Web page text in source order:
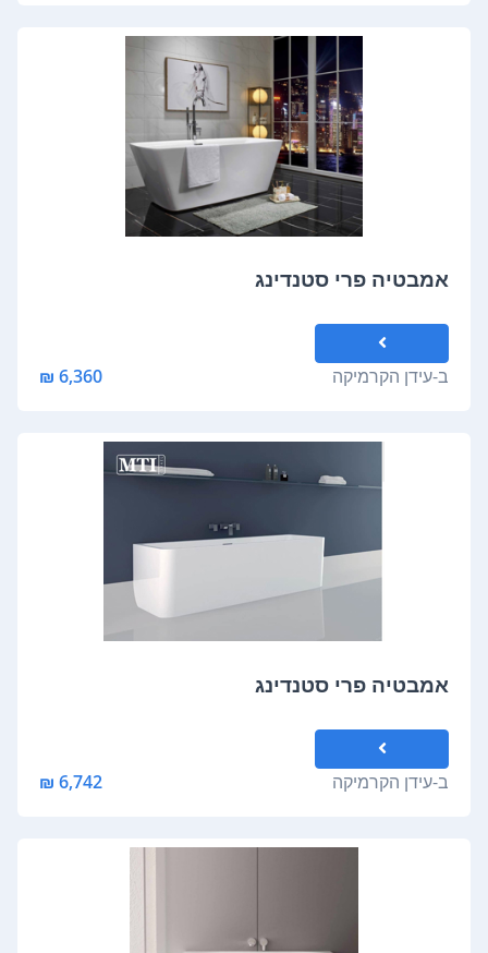
אמבטיה פרי סטנדינג
ב-עידן הקרמיקה 6,360 ₪
אמבטיה פרי סטנדינג
ב-עידן הקרמיקה 6,742 ₪